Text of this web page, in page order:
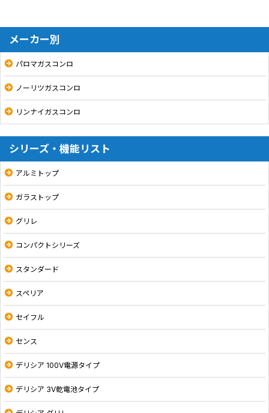
メーカー別
パロマガスコンロ
ノーリツガスコンロ
リンナイガスコンロ
シリーズ・機能リスト
アルミトップ
ガラストップ
グリレ
コンパクトシリーズ
スタンダード
スペリア
セイフル
センス
デリシア 100V電源タイプ
デリシア 3V乾電池タイプ